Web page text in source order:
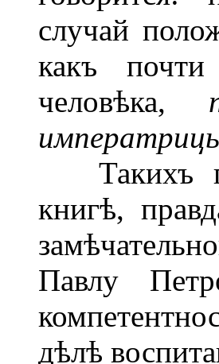
случай
какъ
человѣка,
Такихъ
книгѣ,
Павлу
дѣлѣ